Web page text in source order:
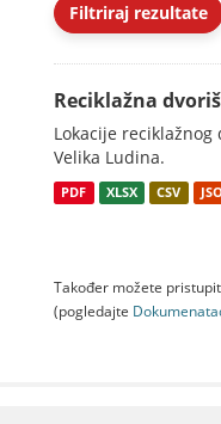
Filtriraj rezultate
Reciklažna
Lokacije
Velika Ludina.
PDF XLSX CSV
Također možete
(pogledajte